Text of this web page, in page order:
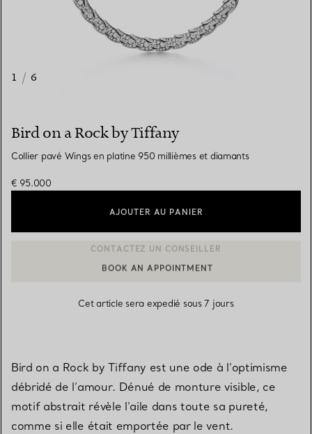
1 / 6
Bird on a Rock by Tiffany
Collier pavé Wings en platine 950 millièmes et diamants
€ 95.000
AJOUTER AU PANIER
CONTACTER UN CONSEILLER CLIENT OU PRENDRE RENDEZ-
Cet article sera expedié sous 7 jours
Bird on a Rock by Tiffany est une ode à l’optimisme
débridé de l’amour. Dénué de monture visible, ce
motif abstrait révèle l’aile dans toute sa pureté,
comme si elle était emportée par le vent.